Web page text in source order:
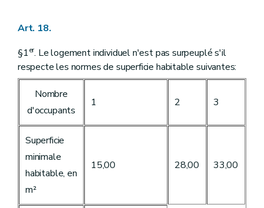
Art. 18.
§1er. Le logement individuel n'est pas surpeuplé s'il
respecte les normes de superficie habitable suivantes:
Nombre
d'occupants
1 2 3
Superficie
minimale
habitable, en
m²
15,00 28,00 33,00